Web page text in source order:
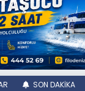
SON DAKİKA